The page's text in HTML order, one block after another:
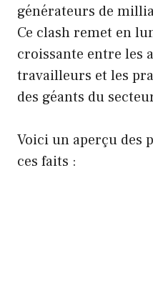
générateurs de
Ce clash remet en
croissante entre les
travailleurs et les
des géants du
Voici un aperçu des
ces faits :